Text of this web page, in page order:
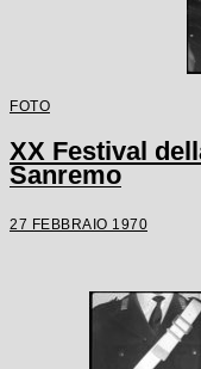
FOTO
XX Festival
Sanremo
27 FEBBRAIO 1970